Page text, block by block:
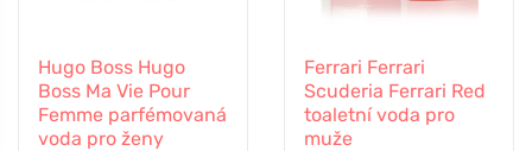
Hugo Boss Hugo
Boss Ma Vie Pour
Femme parfémovaná
voda pro ženy
Ferrari Ferrari
Scuderia Ferrari Red
toaletní voda pro
muže